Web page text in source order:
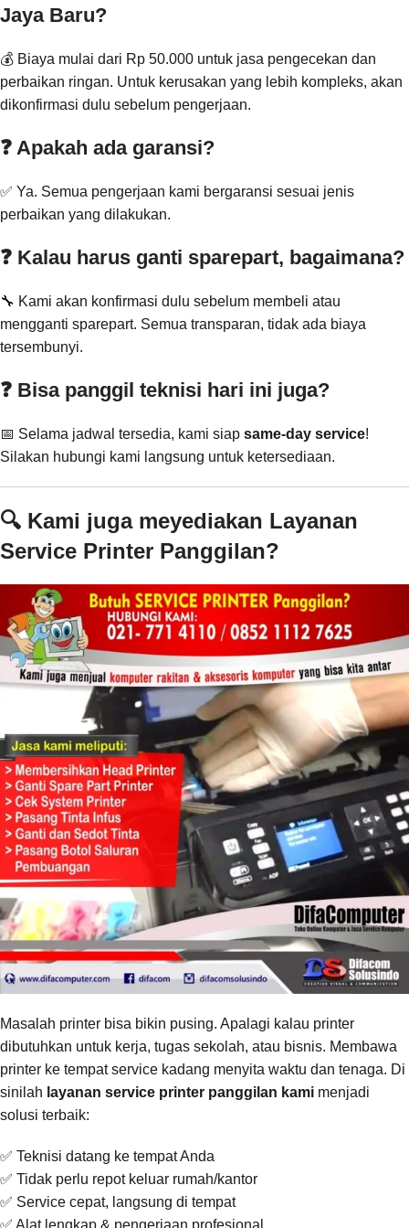
Jaya Baru?
💰 Biaya mulai dari Rp 50.000 untuk jasa pengecekan dan
perbaikan ringan. Untuk kerusakan yang lebih kompleks, akan
dikonfirmasi dulu sebelum pengerjaan.
❓ Apakah ada garansi?
✅ Ya. Semua pengerjaan kami bergaransi sesuai jenis
perbaikan yang dilakukan.
❓ Kalau harus ganti sparepart, bagaimana?
🔧 Kami akan konfirmasi dulu sebelum membeli atau
mengganti sparepart. Semua transparan, tidak ada biaya
tersembunyi.
❓ Bisa panggil teknisi hari ini juga?
📅 Selama jadwal tersedia, kami siap same-day service!
Silakan hubungi kami langsung untuk ketersediaan.
🔍 Kami juga meyediakan Layanan
Service Printer Panggilan?
Masalah printer bisa bikin pusing. Apalagi kalau printer
dibutuhkan untuk kerja, tugas sekolah, atau bisnis. Membawa
printer ke tempat service kadang menyita waktu dan tenaga. Di
sinilah layanan service printer panggilan kami menjadi
solusi terbaik:
✅ Teknisi datang ke tempat Anda
✅ Tidak perlu repot keluar rumah/kantor
✅ Service cepat, langsung di tempat
✅ Alat lengkap & pengerjaan profesional